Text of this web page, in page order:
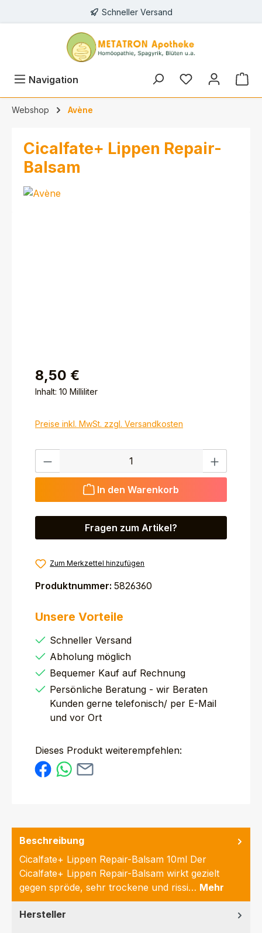
Schneller Versand
Navigation
Webshop Avène
Cicalfate+ Lippen Repair-
Balsam
8,50 €
Inhalt: 10 Milliliter
Preise inkl. MwSt. zzgl. Versandkosten
Produkt Anzahl: Gib den gewünschten Wert ein
In den Warenkorb
Fragen zum Artikel?
Zum Merkzettel hinzufügen
Produktnummer: 5826360
Unsere Vorteile
Schneller Versand
Abholung möglich
Bequemer Kauf auf Rechnung
Persönliche Beratung - wir Beraten
Kunden gerne telefonisch/ per E-Mail
und vor Ort
Dieses Produkt weiterempfehlen:
Beschreibung
Cicalfate+ Lippen Repair-Balsam 10ml Der
Cicalfate+ Lippen Repair-Balsam wirkt gezielt
gegen spröde, sehr trockene und rissi… Mehr
Hersteller